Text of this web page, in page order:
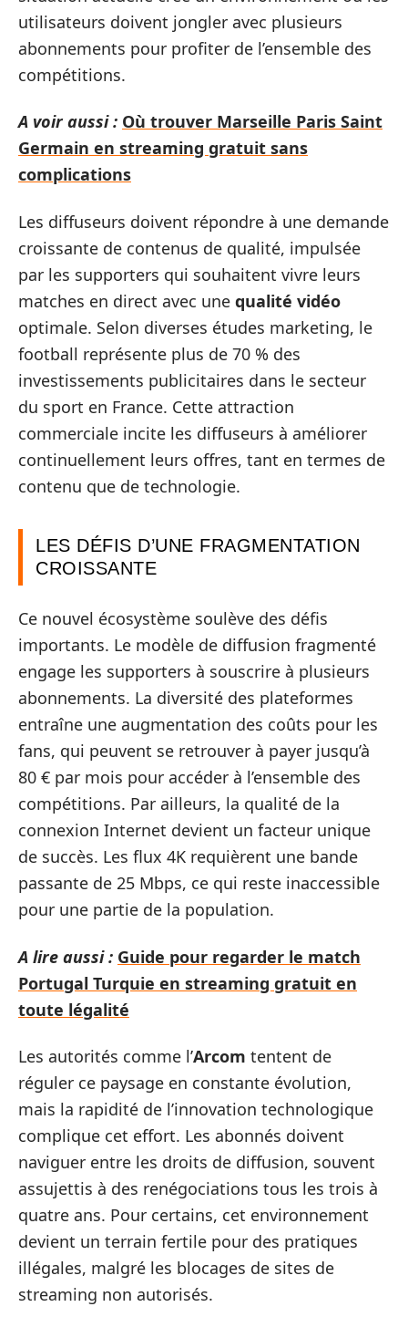
utilisateurs doivent jongler avec plusieurs
abonnements pour profiter de l’ensemble des
compétitions.
A voir aussi : Où trouver Marseille Paris Saint
Germain en streaming gratuit sans
complications
Les diffuseurs doivent répondre à une demande
croissante de contenus de qualité, impulsée
par les supporters qui souhaitent vivre leurs
matches en direct avec une qualité vidéo
optimale. Selon diverses études marketing, le
football représente plus de 70 % des
investissements publicitaires dans le secteur
du sport en France. Cette attraction
commerciale incite les diffuseurs à améliorer
continuellement leurs offres, tant en termes de
contenu que de technologie.
LES DÉFIS D’UNE FRAGMENTATION
CROISSANTE
Ce nouvel écosystème soulève des défis
importants. Le modèle de diffusion fragmenté
engage les supporters à souscrire à plusieurs
abonnements. La diversité des plateformes
entraîne une augmentation des coûts pour les
fans, qui peuvent se retrouver à payer jusqu’à
80 € par mois pour accéder à l’ensemble des
compétitions. Par ailleurs, la qualité de la
connexion Internet devient un facteur unique
de succès. Les flux 4K requièrent une bande
passante de 25 Mbps, ce qui reste inaccessible
pour une partie de la population.
A lire aussi : Guide pour regarder le match
Portugal Turquie en streaming gratuit en
toute légalité
Les autorités comme l’Arcom tentent de
réguler ce paysage en constante évolution,
mais la rapidité de l’innovation technologique
complique cet effort. Les abonnés doivent
naviguer entre les droits de diffusion, souvent
assujettis à des renégociations tous les trois à
quatre ans. Pour certains, cet environnement
devient un terrain fertile pour des pratiques
illégales, malgré les blocages de sites de
streaming non autorisés.